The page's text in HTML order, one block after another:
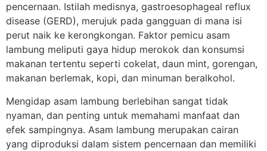
pencernaan. Istilah medisnya, gastroesophageal reflux
disease (GERD), merujuk pada gangguan di mana isi
perut naik ke kerongkongan. Faktor pemicu asam
lambung meliputi gaya hidup merokok dan konsumsi
makanan tertentu seperti cokelat, daun mint, gorengan,
makanan berlemak, kopi, dan minuman beralkohol.
Mengidap asam lambung berlebihan sangat tidak
nyaman, dan penting untuk memahami manfaat dan
efek sampingnya. Asam lambung merupakan cairan
yang diproduksi dalam sistem pencernaan dan memiliki